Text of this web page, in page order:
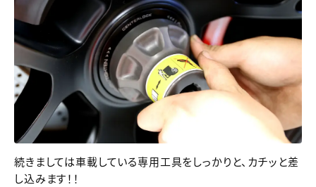
続きましては車載している専用工具をしっかりと、カチッと差
し込みます！！